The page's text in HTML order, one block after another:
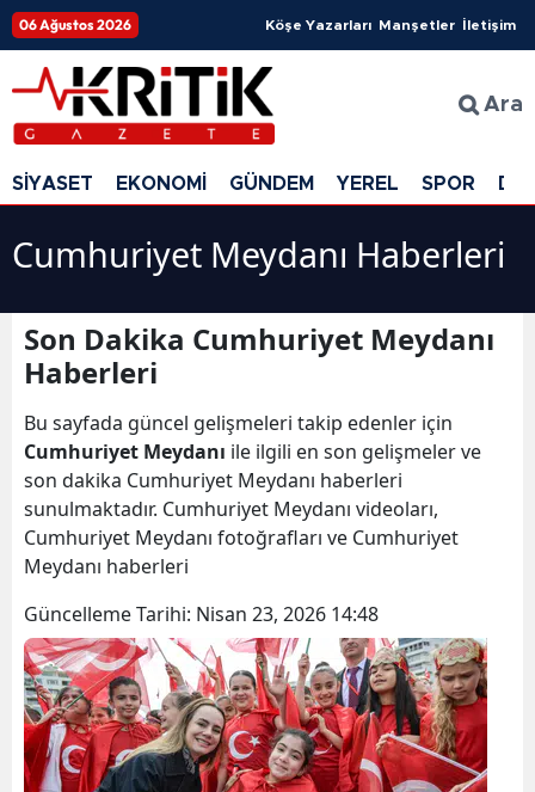
06 Ağustos 2026 Köşe Yazarları Manşetler İletişim
Ara
SİYASET EKONOMİ GÜNDEM YEREL SPOR
Cumhuriyet Meydanı Haberleri
Son Dakika Cumhuriyet Meydanı
Haberleri
Bu sayfada güncel gelişmeleri takip edenler için
Cumhuriyet Meydanı ile ilgili en son gelişmeler ve
son dakika Cumhuriyet Meydanı haberleri
sunulmaktadır. Cumhuriyet Meydanı videoları,
Cumhuriyet Meydanı fotoğrafları ve Cumhuriyet
Meydanı haberleri
Güncelleme Tarihi: Nisan 23, 2026 14:48